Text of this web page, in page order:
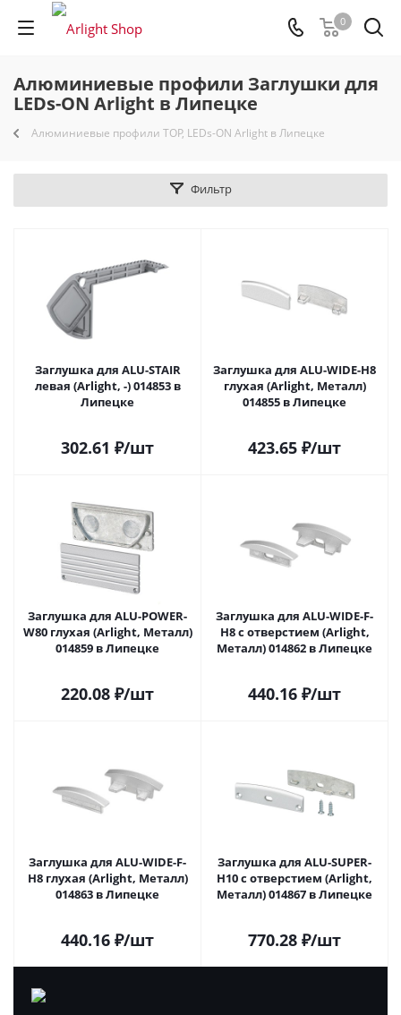
0
Алюминиевые профили Заглушки для
LEDs-ON Arlight в Липецке
Алюминиевые профили TOP, LEDs-ON Arlight в Липецке
Фильтр
Заглушка для ALU-STAIR
левая (Arlight, -) 014853 в
Липецке
302.61 ₽/шт
Заглушка для ALU-WIDE-H8
глухая (Arlight, Металл)
014855 в Липецке
423.65 ₽/шт
Заглушка для ALU-POWER-
W80 глухая (Arlight, Металл)
014859 в Липецке
220.08 ₽/шт
Заглушка для ALU-WIDE-F-
H8 с отверстием (Arlight,
Металл) 014862 в Липецке
440.16 ₽/шт
Заглушка для ALU-WIDE-F-
H8 глухая (Arlight, Металл)
014863 в Липецке
440.16 ₽/шт
Заглушка для ALU-SUPER-
H10 с отверстием (Arlight,
Металл) 014867 в Липецке
770.28 ₽/шт